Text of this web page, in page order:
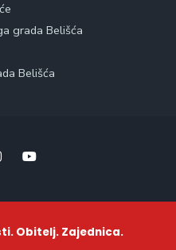
grada Belišća
Belišća
Obitelj. Zajednica.